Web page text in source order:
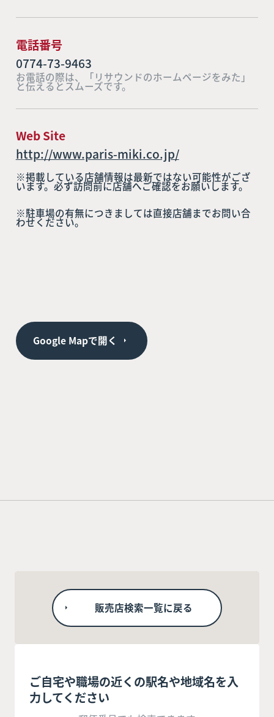
電話番号
0774-73-9463
お電話の際は、「リサウンドのホームページをみた」
と伝えるとスムーズです。
Web Site
http://www.paris-miki.co.jp/
※掲載している店舗情報は最新ではない可能性がござ
います。必ず訪問前に店舗へご確認をお願いします。
※駐車場の有無につきましては直接店舗までお問い合
わせください。
Google Mapで開く
販売店検索一覧に戻る
ご自宅や職場の近くの駅名や地域名を入
力してください